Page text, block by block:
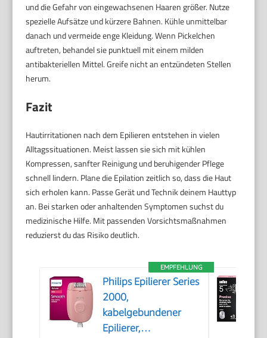
und die Gefahr von eingewachsenen Haaren größer. Nutze
spezielle Aufsätze und kürzere Bahnen. Kühle unmittelbar
danach und vermeide enge Kleidung. Wenn Pickelchen
auftreten, behandel sie punktuell mit einem milden
antibakteriellen Mittel. Greife nicht an entzündeten Stellen
herum.
Fazit
Hautirritationen nach dem Epilieren entstehen in vielen
Alltagssituationen. Meist lassen sie sich mit kühlen
Kompressen, sanfter Reinigung und beruhigender Pflege
schnell lindern. Plane die Epilation zeitlich so, dass die Haut
sich erholen kann. Passe Gerät und Technik deinem Hauttyp
an. Bei starken oder anhaltenden Symptomen suchst du
medizinische Hilfe. Mit passenden Vorsichtsmaßnahmen
reduzierst du das Risiko deutlich.
EMPFEHLUNG
Philips Epilierer Series
2000,
kabelgebundener
Epilierer,